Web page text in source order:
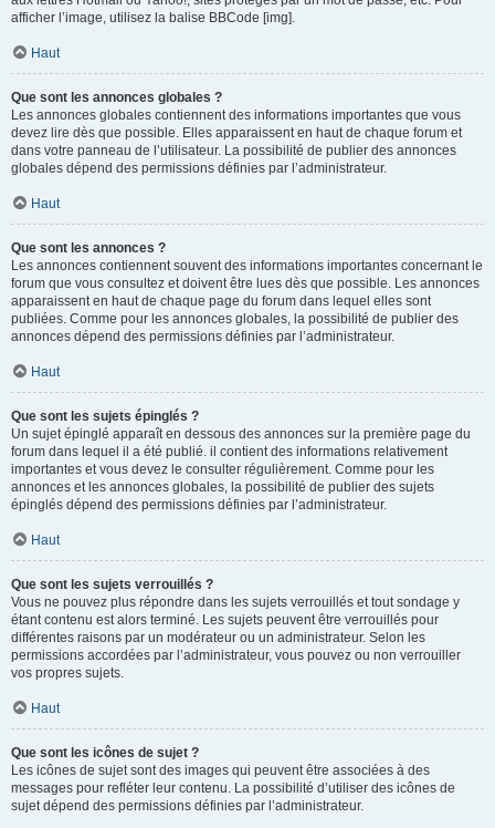
afficher l’image, utilisez la balise BBCode [img].
Haut
Que sont les annonces globales ?
Les annonces globales contiennent des informations importantes que vous
devez lire dès que possible. Elles apparaissent en haut de chaque forum et
dans votre panneau de l’utilisateur. La possibilité de publier des annonces
globales dépend des permissions définies par l’administrateur.
Haut
Que sont les annonces ?
Les annonces contiennent souvent des informations importantes concernant le
forum que vous consultez et doivent être lues dès que possible. Les annonces
apparaissent en haut de chaque page du forum dans lequel elles sont
publiées. Comme pour les annonces globales, la possibilité de publier des
annonces dépend des permissions définies par l’administrateur.
Haut
Que sont les sujets épinglés ?
Un sujet épinglé apparaît en dessous des annonces sur la première page du
forum dans lequel il a été publié. il contient des informations relativement
importantes et vous devez le consulter régulièrement. Comme pour les
annonces et les annonces globales, la possibilité de publier des sujets
épinglés dépend des permissions définies par l’administrateur.
Haut
Que sont les sujets verrouillés ?
Vous ne pouvez plus répondre dans les sujets verrouillés et tout sondage y
étant contenu est alors terminé. Les sujets peuvent être verrouillés pour
différentes raisons par un modérateur ou un administrateur. Selon les
permissions accordées par l’administrateur, vous pouvez ou non verrouiller
vos propres sujets.
Haut
Que sont les icônes de sujet ?
Les icônes de sujet sont des images qui peuvent être associées à des
messages pour refléter leur contenu. La possibilité d’utiliser des icônes de
sujet dépend des permissions définies par l’administrateur.